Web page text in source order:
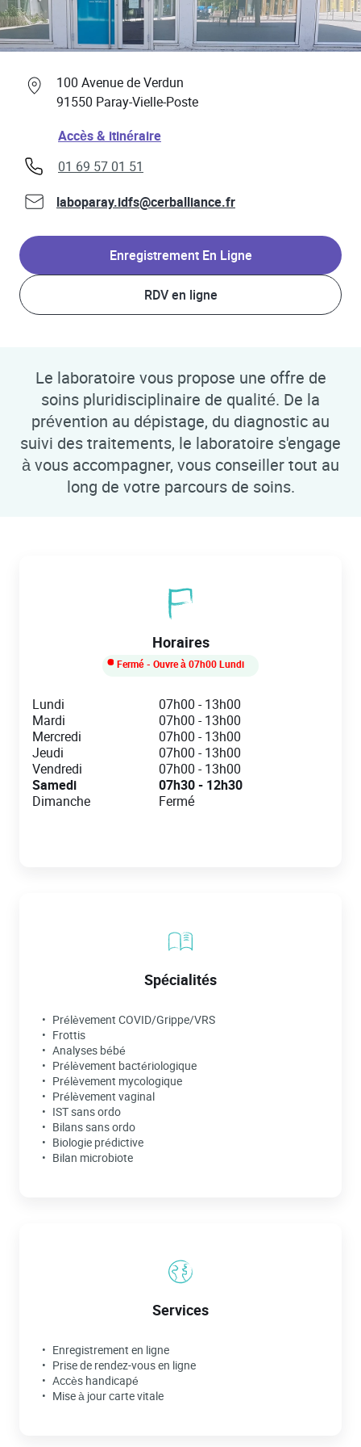
Professionnels de santé
100 Avenue de Verdun
91550 Paray-Vielle-Poste
Link Opens in New Tab
Accès & itinéraireLink Opens in New Tab
phone
01 69 57 01 51
laboparay.idfs@cerballiance.fr
Enregistrement En Ligne
RDV en ligne
Le laboratoire vous propose une offre de
soins pluridisciplinaire de qualité. De la
prévention au dépistage, du diagnostic au
suivi des traitements, le laboratoire s'engage
à vous accompagner, vous conseiller tout au
long de votre parcours de soins.
Horaires
Fermé- Ouvre à 07h00Lundi
Day of the Week
Lundi 07h00 -13h00
Mardi
07h00 -13h00
Mercredi
07h00 -13h00
Jeudi
07h00 -13h00
Vendredi
07h00 -13h00
Samedi
07h30- 12h30
Dimanche
Fermé
Spécialités
Prélèvement COVID/Grippe/VRS
Frottis
Analyses bébé
Prélèvement bactériologique
Prélèvement mycologique
Prélèvement vaginal
IST sans ordo
Bilans sans ordo
Biologie prédictive
Bilan microbiote
Services
Enregistrement en ligne
Prise de rendez-vous en ligne
Accès handicapé
Mise à jour carte vitale